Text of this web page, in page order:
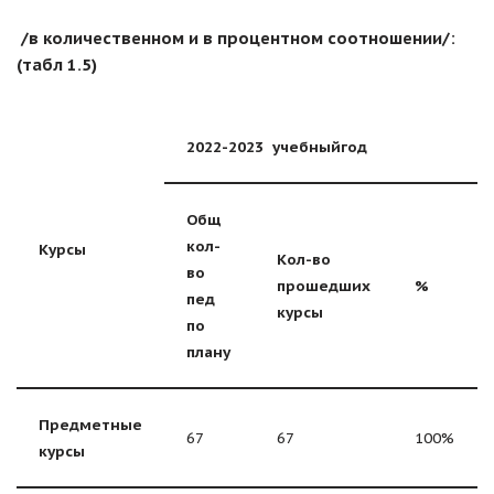
/в количественном и в процентном соотношении/:
(табл 1.5)
Курсы
2022-2023 учебныйгод
Общ
кол-
во
пед
по
плану
Кол-во
прошедших
курсы
%
Предметные
курсы
67 67 100%